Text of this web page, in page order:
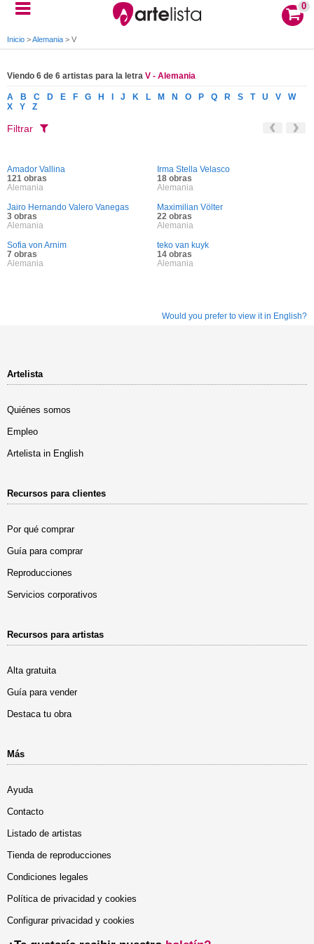
0
Inicio >Alemania > V
Viendo 6 de 6 artistas para la letra V - Alemania
A B C D E F G H J K L M N O P Q R S T U V
W
X
Y Z
Filtrar
Amador Vallina
121 obras
Alemania
Irma Stella Velasco
18 obras
Alemania
Jairo Hernando Valero Vanegas
3 obras
Alemania
Maximilian Völter
22 obras
Alemania
Sofia von Arnim
7 obras
Alemania
teko van kuyk
14 obras
Alemania
Would you prefer to view it in English?
Artelista
Quiénes somos
Empleo
Artelista in English
Recursos para clientes
Por qué comprar
Guía para comprar
Reproducciones
Servicios corporativos
Recursos para artistas
Alta gratuita
Guía para vender
Destaca tu obra
Más
Ayuda
Contacto
Listado de artistas
Tienda de reproducciones
Condiciones legales
Política de privacidad y cookies
Configurar privacidad y cookies